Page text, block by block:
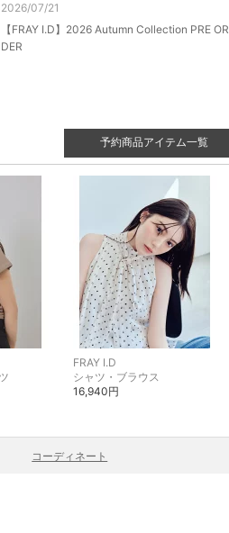
2026/07/21
【FRAY I.D】2026 Autumn Collection PRE OR
DER
予約商品アイテム一覧
FRAY I.D
シャツ・ブラウス
16,940円
コーディネート